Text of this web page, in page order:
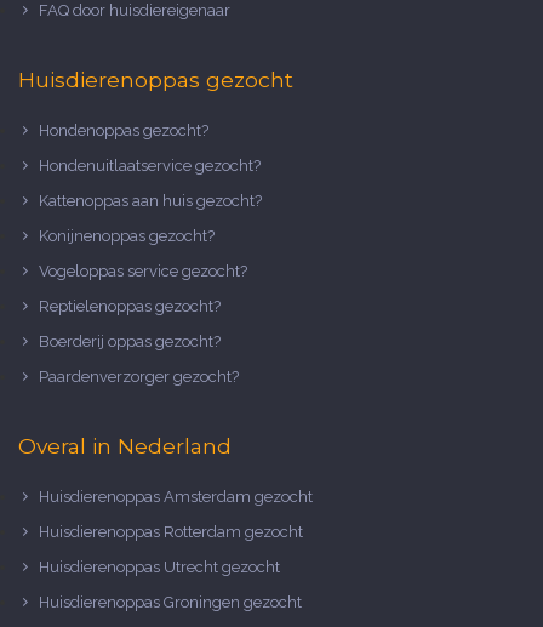
FAQ door huisdiereigenaar
Huisdierenoppas gezocht
Hondenoppas gezocht?
Hondenuitlaatservice gezocht?
Kattenoppas aan huis gezocht?
Konijnenoppas gezocht?
Vogeloppas service gezocht?
Reptielenoppas gezocht?
Boerderij oppas gezocht?
Paardenverzorger gezocht?
Overal in Nederland
Huisdierenoppas Amsterdam gezocht
Huisdierenoppas Rotterdam gezocht
Huisdierenoppas Utrecht gezocht
Huisdierenoppas Groningen gezocht